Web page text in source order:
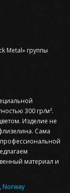
Metal» группы
300 гр/м².
Изделие не
Сама
профессиональной
материал и
,Norway